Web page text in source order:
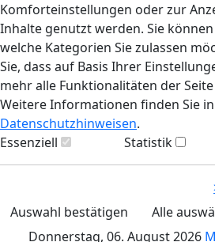
Komforteinstellungen oder zur
Inhalte genutzt werden. Sie
welche Kategorien Sie zulassen
Sie, dass auf Basis Ihrer
mehr alle Funktionalitäten der
Weitere Informationen finden Sie
Datenschutzhinweisen.
Essenziell
Statistik
Auswahl bestätigen
Alle
Donnerstag, 06. August 2026